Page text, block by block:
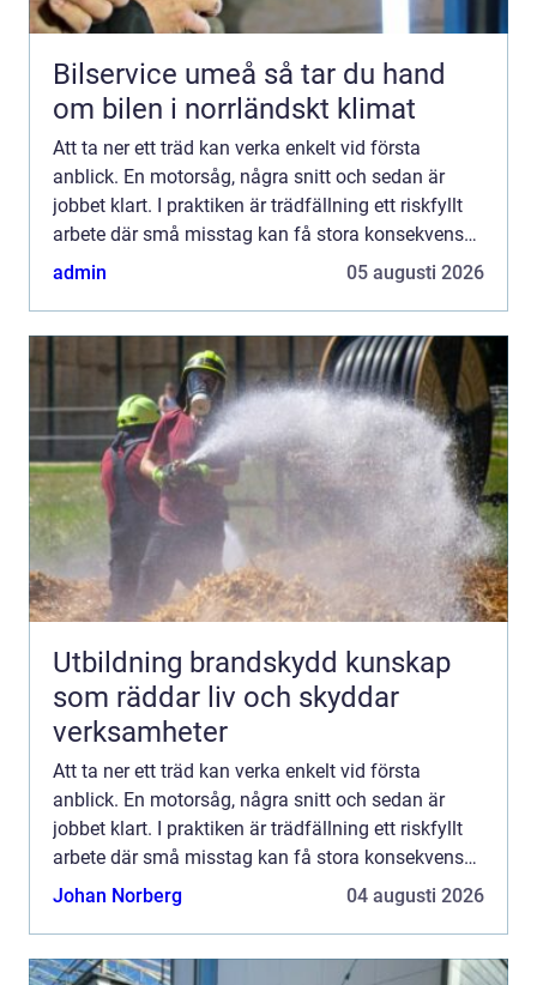
Bilservice umeå så tar du hand
om bilen i norrländskt klimat
Att ta ner ett träd kan verka enkelt vid första
anblick. En motorsåg, några snitt och sedan är
jobbet klart. I praktiken är trädfällning ett riskfyllt
arbete där små misstag kan få stora konsekvenser
särskilt i villakvarter, vid sommarstugor och i tä...
admin 05 augusti 2026
Utbildning brandskydd kunskap
som räddar liv och skyddar
verksamheter
Att ta ner ett träd kan verka enkelt vid första
anblick. En motorsåg, några snitt och sedan är
jobbet klart. I praktiken är trädfällning ett riskfyllt
arbete där små misstag kan få stora konsekvenser
särskilt i villakvarter, vid sommarstugor och i tä...
Johan Norberg 04 augusti 2026